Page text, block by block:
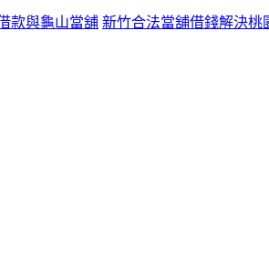
款與龜山當舖 新竹合法當舖借錢解決桃